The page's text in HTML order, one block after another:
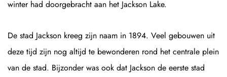
winter had doorgebracht aan het Jackson Lake.
De stad Jackson kreeg zijn naam in 1894. Veel gebouwen uit
deze tijd zijn nog altijd te bewonderen rond het centrale plein
van de stad. Bijzonder was ook dat Jackson de eerste stad